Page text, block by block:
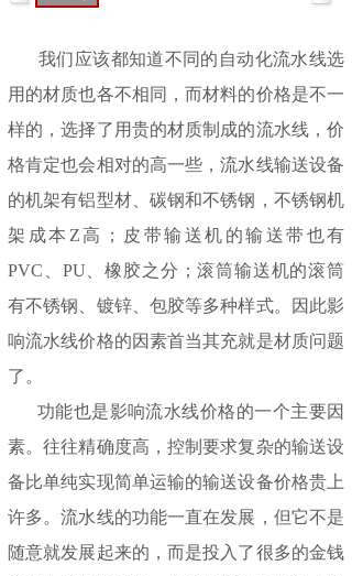
我们应该都知道不同的自动化流水线选
用的材质也各不相同，而材料的价格是不一
样的，选择了用贵的材质制成的流水线，价
格肯定也会相对的高一些，流水线输送设备
的机架有铝型材、碳钢和不锈钢，不锈钢机
架成本Z高；皮带输送机的输送带也有
PVC、PU、橡胶之分；滚筒输送机的滚筒
有不锈钢、镀锌、包胶等多种样式。因此影
响流水线价格的因素首当其充就是材质问题
了。
功能也是影响流水线价格的一个主要因
素。往往精确度高，控制要求复杂的输送设
备比单纯实现简单运输的输送设备价格贵上
许多。流水线的功能一直在发展，但它不是
随意就发展起来的，而是投入了很多的金钱